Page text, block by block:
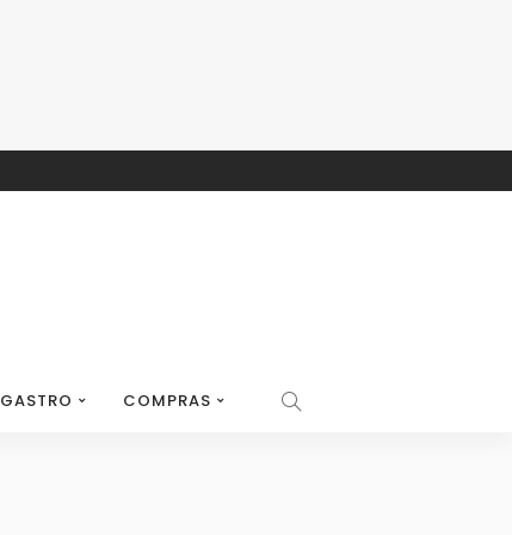
GASTRO COMPRAS